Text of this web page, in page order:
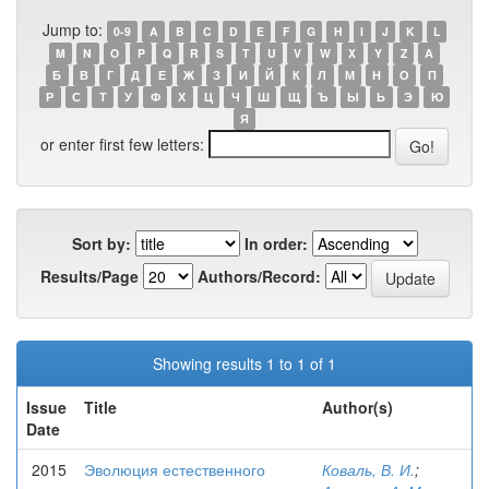
Jump to: 0-9 A B C D E F G H I J K
L
M
N O P Q R S T U V W X Y Z
А
Б
В Г Д Е Ж З И Й К Л М Н О
П
Р
С Т У Ф Х Ц Ч Ш Щ Ъ Ы Ь Э
Ю
Я
or enter first few letters:
Sort by:
In order:
Results/Page
Authors/Record:
Showing results 1 to 1 of 1
Issue
Date
Title Author(s)
2015
Эволюция естественного
Коваль, В. И.;